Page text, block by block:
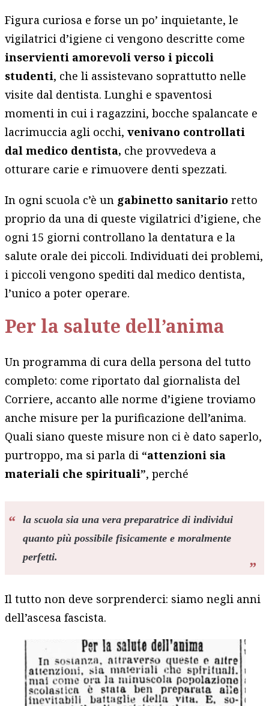
Figura curiosa e forse un po’ inquietante, le
vigilatrici d’igiene ci vengono descritte come
inservienti amorevoli verso i piccoli
studenti, che li assistevano soprattutto nelle
visite dal dentista. Lunghi e spaventosi
momenti in cui i ragazzini, bocche spalancate e
lacrimuccia agli occhi,venivano controllati
dal medico dentista, che provvedeva a
otturare carie e rimuovere denti spezzati.
In ogni scuola c’è un gabinetto sanitario retto
proprio da una di queste vigilatrici d’igiene, che
ogni 15 giorni controllano la dentatura e la
salute orale dei piccoli. Individuati dei problemi,
i piccoli vengono spediti dal medico dentista,
l’unico a poter operare.
Per la salute dell’anima
Un programma di cura della persona del tutto
completo: come riportato dal giornalista del
Corriere, accanto alle norme d’igiene troviamo
anche misure per la purificazione dell’anima.
Quali siano queste misure non ci è dato saperlo,
purtroppo, ma si parla di “attenzioni sia
materiali che spirituali”, perché
la scuola sia una vera preparatrice di individui
quanto più possibile fisicamente e moralmente
perfetti.
Il tutto non deve sorprenderci: siamo negli anni
dell’ascesa fascista.